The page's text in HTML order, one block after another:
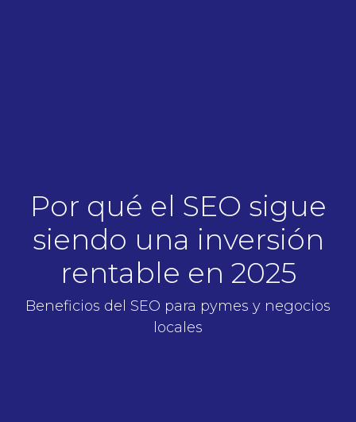
Por qué el SEO sigue
siendo una inversión
rentable en 2025
Beneficios del SEO para pymes y negocios
locales